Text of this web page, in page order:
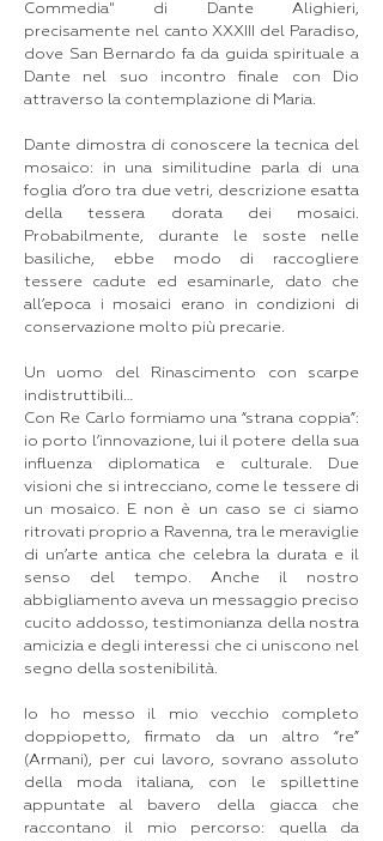
Commedia" di Dante Alighieri,
precisamente nel canto XXXIII del Paradiso,
dove San Bernardo fa da guida spirituale a
Dante nel suo incontro finale con Dio
attraverso la contemplazione di Maria.
Dante dimostra di conoscere la tecnica del
mosaico: in una similitudine parla di una
foglia d’oro tra due vetri, descrizione esatta
della tessera dorata dei mosaici.
Probabilmente, durante le soste nelle
basiliche, ebbe modo di raccogliere
tessere cadute ed esaminarle, dato che
all’epoca i mosaici erano in condizioni di
conservazione molto più precarie.
Un uomo del Rinascimento con scarpe
indistruttibili…
Con Re Carlo formiamo una “strana coppia”:
io porto l’innovazione, lui il potere della sua
influenza diplomatica e culturale. Due
visioni che si intrecciano, come le tessere di
un mosaico. E non è un caso se ci siamo
ritrovati proprio a Ravenna, tra le meraviglie
di un’arte antica che celebra la durata e il
senso del tempo. Anche il nostro
abbigliamento aveva un messaggio preciso
cucito addosso, testimonianza della nostra
amicizia e degli interessi che ci uniscono nel
segno della sostenibilità.
Io ho messo il mio vecchio completo
doppiopetto, firmato da un altro “re”
(Armani), per cui lavoro, sovrano assoluto
della moda italiana, con le spillettine
appuntate al bavero della giacca che
raccontano il mio percorso: quella da